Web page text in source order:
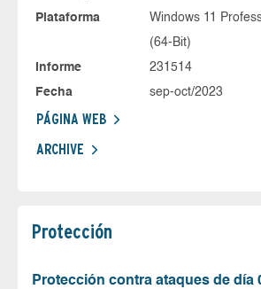
Plataforma
Windows 11
(64-Bit)
Informe
231514
Fecha
sep-oct/2023
PÁGINA WEB
ARCHIVE
Protección
Protección contra ataques de día